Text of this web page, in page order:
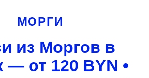
МОРГИ
из Моргов в
— от 120 BYN •